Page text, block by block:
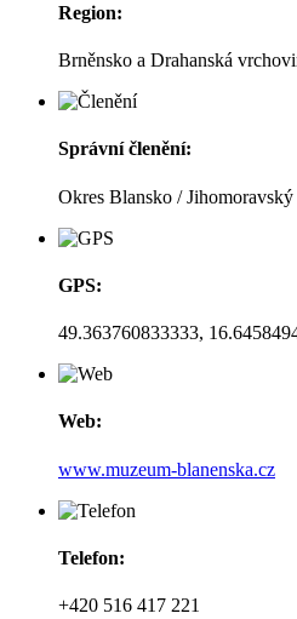
Region:
Brněnsko a Drahanská
Správní členění:
Okres Blansko /
GPS:
49.363760833333,
Web:
www.muzeum-blanenska.cz
Telefon:
+420 516 417 221